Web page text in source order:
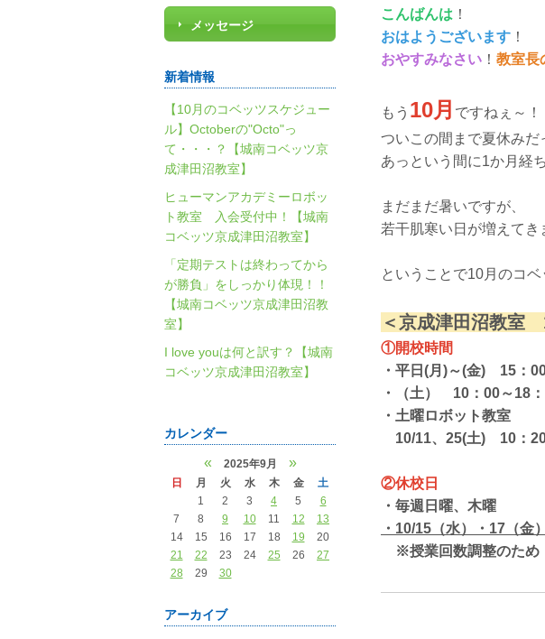
こんばんは ！
おはようございます ！
おやすみなさい ！ 教室長
もう 10月 ですねぇ～！
ついこの間まで夏休みだ
あっという間に1か月経
まだまだ暑いですが、
若干肌寒い日が増えてき
ということで10月のコ
＜京成津田沼教室
①開校時間
・平日(月)～(金) 15：
・（土） 10：00～18
・土曜ロボット教室
10/11、25(土) 10：20
②休校日
・毎週日曜、木曜
・10/15（水）・17（金）
※授業回数調整のため
メッセージ
新着情報
【10月のコベッツスケジュー
ル】Octoberの"Octo"っ
て・・・？【城南コベッツ京
成津田沼教室】
ヒューマンアカデミーロボッ
ト教室 入会受付中！【城南
コベッツ京成津田沼教室】
「定期テストは終わってから
が勝負」をしっかり体現！！
【城南コベッツ京成津田沼教
室】
I love youは何と訳す？【城南
コベッツ京成津田沼教室】
カレンダー
« 2025年9月 »
日 月 火 水 木 金
土
1
2 3 4 5
6
7
8 9 10 11 12
13
14
15 16 17 18 19
20
21
22 23 24 25 26
27
28
29 30
アーカイブ